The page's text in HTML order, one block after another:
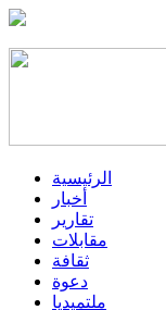
الرئيسية
أخبار
تقارير
مقابلات
ثقافة
دعوة
ملتميديا